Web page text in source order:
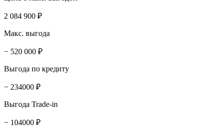
2 084 900 ₽
Макс. выгода
− 520 000 ₽
Выгода по кредиту
− 234000 ₽
Выгода Trade-in
− 104000 ₽